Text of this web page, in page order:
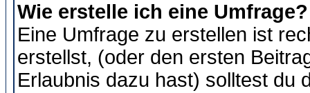
Wie erstelle ich eine Umfrage?
Eine Umfrage zu erstellen ist
erstellst, (oder den ersten
Erlaubnis dazu hast) solltest du